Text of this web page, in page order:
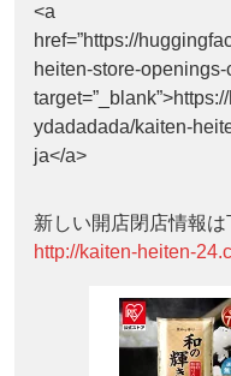
<a
href=”https://
heiten-store-openings-
ydadadada/kaiten-
ja</a>
新しい開店閉店情報は
http://kaiten-heiten-